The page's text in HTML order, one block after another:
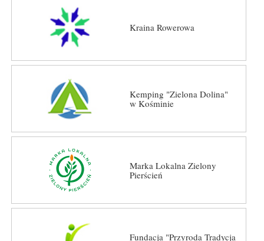
Kraina Rowerowa
Kemping "Zielona Dolina"
w Kośminie
Marka Lokalna Zielony
Pierścień
Fundacja "Przyroda Tradycja